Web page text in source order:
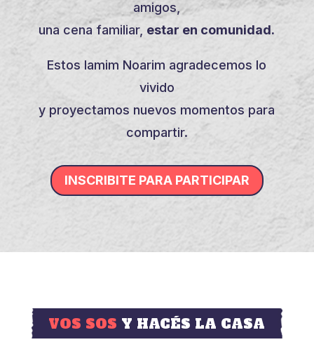
amigos,
una cena familiar, estar en comunidad.
Estos Iamim Noarim agradecemos lo
vivido
y proyectamos nuevos momentos para
compartir.
INSCRIBITE PARA PARTICIPAR
VOS SOS Y HACÉS LA CASA